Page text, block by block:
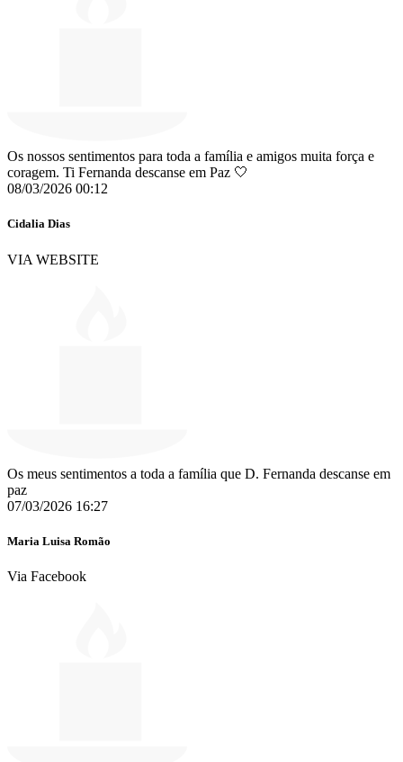
Os nossos sentimentos para toda a família e amigos muita força e
coragem. Ti Fernanda descanse em Paz 🤍
08/03/2026 00:12
Cidalia Dias
VIA WEBSITE
Os meus sentimentos a toda a família que D. Fernanda descanse em
paz
07/03/2026 16:27
Maria Luisa Romão
Via Facebook